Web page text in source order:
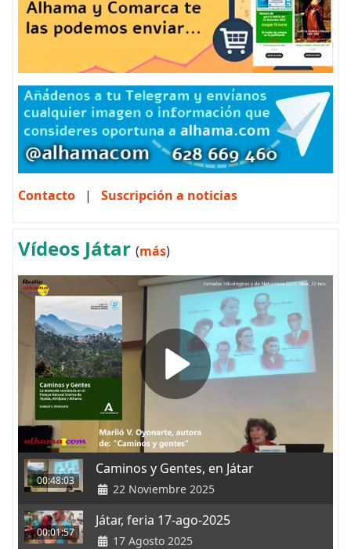
Contacto | Suscripción a noticias
Vídeos Játar (más)
00:48:03
Caminos y Gentes, en Játar
22 Noviembre 2025
00:01:57
Játar, feria 17-ago-2025
17 Agosto 2025